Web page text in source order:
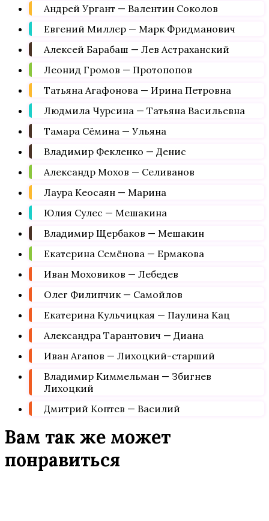
Андрей Ургант — Валентин Соколов
Евгений Миллер — Марк Фридманович
Алексей Барабаш — Лев Астраханский
Леонид Громов — Протопопов
Татьяна Агафонова — Ирина Петровна
Людмила Чурсина — Татьяна Васильевна
Тамара Сёмина — Ульяна
Владимир Фекленко — Денис
Александр Мохов — Селиванов
Лаура Кеосаян — Марина
Юлия Сулес — Мешакина
Владимир Щербаков — Мешакин
Екатерина Семёнова — Ермакова
Иван Моховиков — Лебедев
Олег Филипчик — Самойлов
Екатерина Кульчицкая — Паулина Кац
Александра Тарантович — Диана
Иван Агапов — Лихоцкий-старший
Владимир Киммельман — Збигнев
Лихоцкий
Дмитрий Коптев — Василий
Вам так же может
понравиться